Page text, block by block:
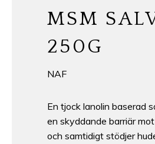
MSM
250G
NAF
En tjock lanolin baserad
en skyddande barriär
och samtidigt stödjer